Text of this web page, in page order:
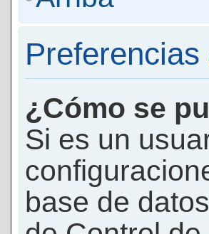
¿Cómo se
Si es un
base de